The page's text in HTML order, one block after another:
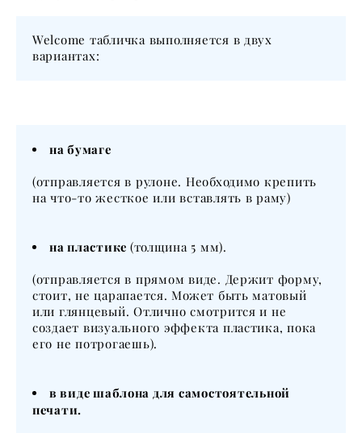
Welcome табличка выполняется в двух
вариантах:
на бумаге
(отправляется в рулоне. Необходимо крепить
на что-то жесткое или вставлять в раму)
на пластике (толщина 5 мм).
(отправляется в прямом виде. Держит форму,
стоит, не царапается. Может быть матовый
или глянцевый. Отлично смотрится и не
создает визуального эффекта пластика, пока
его не потрогаешь).
в виде шаблона для самостоятельной
печати.